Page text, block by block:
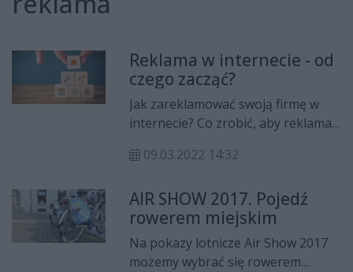
Reklama w internecie - od
czego zacząć?
Jak zareklamować swoją firmę w
internecie? Co zrobić, aby reklama
wykonać pierwszy krok? To pytania
właścicieli firm. Czas więc na nie
odpowiedzieć i wskazać, od czego
zacząć reklamę w internecie.
09.03.2022 14:32
AIR SHOW 2017. Pojedź
rowerem miejskim
Na pokazy lotnicze Air Show 2017
możemy wybrać się rowerem